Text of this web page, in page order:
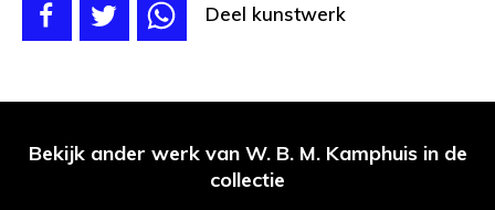
Deel kunstwerk
Bekijk ander werk van W. B. M. Kamphuis in de
collectie